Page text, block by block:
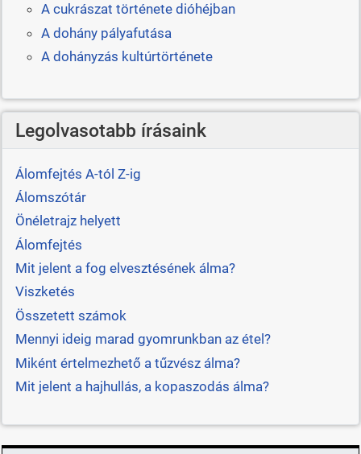
A cukrászat története dióhéjban
A dohány pályafutása
A dohányzás kultúrtörténete
Legolvasotabb írásaink
Álomfejtés A-tól Z-ig
Álomszótár
Önéletrajz helyett
Álomfejtés
Mit jelent a fog elvesztésének álma?
Viszketés
Összetett számok
Mennyi ideig marad gyomrunkban az étel?
Miként értelmezhető a tűzvész álma?
Mit jelent a hajhullás, a kopaszodás álma?